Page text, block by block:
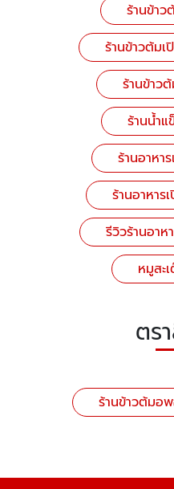
ร้านข้าว
ร้านข้าวต้ม
ร้านข้าว
ร้านน้ำแ
ร้านอาหา
ร้านอาหาร
รีวิวร้านอาห
หมูสะ
ตร
ร้านข้าวต้มอ